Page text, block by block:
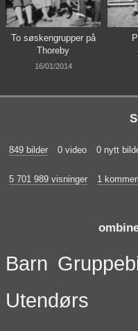
To søskengrupper på
Thoreby
16/01/2014
849 bilder 0 video 0 nytt
5 701 989 visninger 1
Barn
Utendørs